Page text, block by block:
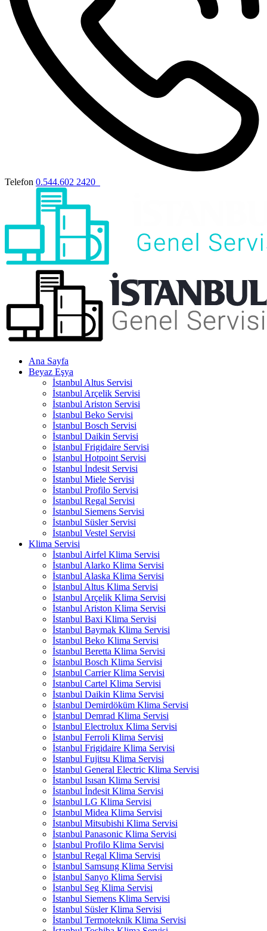
Telefon 0.544.602 2420
Ana Sayfa
Beyaz Eşya
İstanbul Altus Servisi
İstanbul Arçelik Servisi
İstanbul Ariston Servisi
İstanbul Beko Servisi
İstanbul Bosch Servisi
İstanbul Daikin Servisi
İstanbul Frigidaire Servisi
İstanbul Hotpoint Servisi
İstanbul İndesit Servisi
İstanbul Miele Servisi
İstanbul Profilo Servisi
İstanbul Regal Servisi
İstanbul Siemens Servisi
İstanbul Süsler Servisi
İstanbul Vestel Servisi
Klima Servisi
İstanbul Airfel Klima Servisi
İstanbul Alarko Klima Servisi
İstanbul Alaska Klima Servisi
İstanbul Altus Klima Servisi
İstanbul Arçelik Klima Servisi
İstanbul Ariston Klima Servisi
İstanbul Baxi Klima Servisi
İstanbul Baymak Klima Servisi
İstanbul Beko Klima Servisi
İstanbul Beretta Klima Servisi
İstanbul Bosch Klima Servisi
İstanbul Carrier Klima Servisi
İstanbul Cartel Klima Servisi
İstanbul Daikin Klima Servisi
İstanbul Demirdöküm Klima Servisi
İstanbul Demrad Klima Servisi
İstanbul Electrolux Klima Servisi
İstanbul Ferroli Klima Servisi
İstanbul Frigidaire Klima Servisi
İstanbul Fujitsu Klima Servisi
İstanbul General Electric Klima Servisi
İstanbul Isısan Klima Servisi
İstanbul İndesit Klima Servisi
İstanbul LG Klima Servisi
İstanbul Midea Klima Servisi
İstanbul Mitsubishi Klima Servisi
İstanbul Panasonic Klima Servisi
İstanbul Profilo Klima Servisi
İstanbul Regal Klima Servisi
İstanbul Samsung Klima Servisi
İstanbul Sanyo Klima Servisi
İstanbul Seg Klima Servisi
İstanbul Siemens Klima Servisi
İstanbul Süsler Klima Servisi
İstanbul Termoteknik Klima Servisi